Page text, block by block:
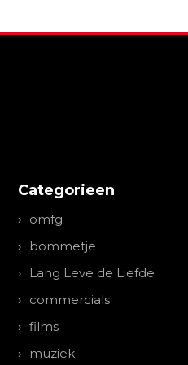
Categorieen
omfg
bommetje
Lang Leve de Liefde
commercials
films
muziek